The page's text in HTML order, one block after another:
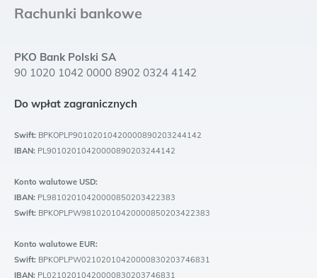
Rachunki bankowe
PKO Bank Polski SA
90 1020 1042 0000 8902 0324 4142
Do wpłat zagranicznych
Swift: BPKOPLP90102010420000890203244142
IBAN: PL90102010420000890203244142
Konto walutowe USD:
IBAN: PL98102010420000850203422383
Swift: BPKOPLPW98102010420000850203422383
Konto walutowe EUR:
Swift: BPKOPLPW02102010420000830203746831
IBAN: PL02102010420000830203746831